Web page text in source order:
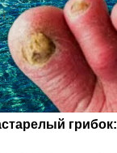
грибок: